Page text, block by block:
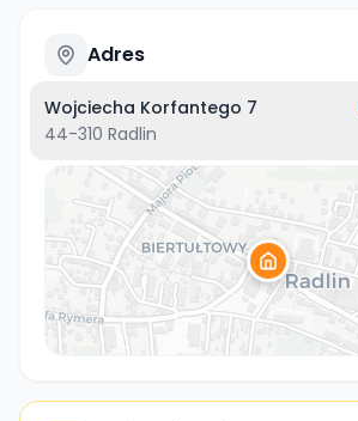
Adres
Wojciecha Korfantego 7
44-310 Radlin